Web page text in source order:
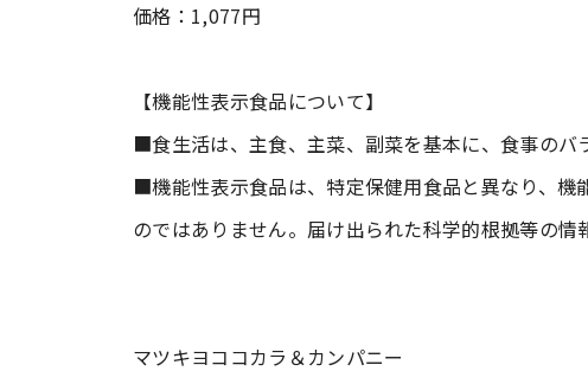
価格：1,077円
【機能性表示食品について】
■食生活は、主食、主菜、副菜を基本に、食事のバ
■機能性表示食品は、特定保健用食品と異なり、機
のではありません。届け出られた科学的根拠等の情
マツキヨココカラ＆カンパニー